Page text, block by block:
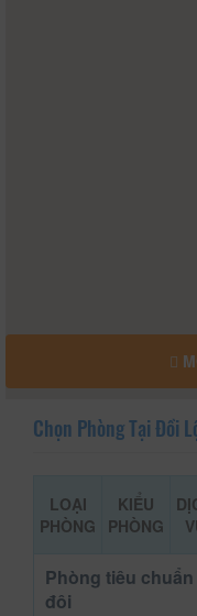
Chọn Phòng Tại Đồi
LOẠI
PHÒNG
KIỂU
PHÒNG
Phòng tiêu chuẩn
đôi